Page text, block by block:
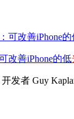
改善iPhone的低
开发者 Guy